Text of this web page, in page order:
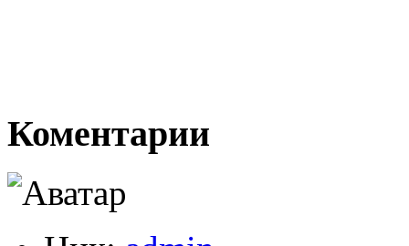
Коментарии